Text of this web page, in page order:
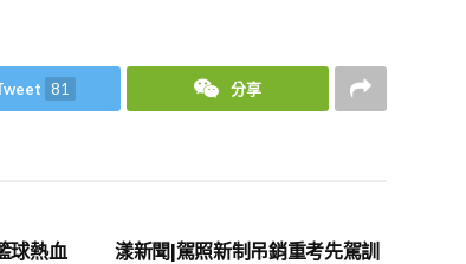
81 分享
球熱血
漾新聞|駕照新制吊銷重考先駕訓